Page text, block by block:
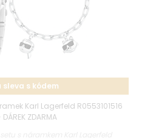
sleva s kódem
Karl Lagerfeld R0553101516
ZDARMA